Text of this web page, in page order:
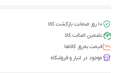
۱۰ روز ضمانت بازگشت کالا
تضمین اصالت کالا
قیمت‌ به‌روز کالاها
موجود در انبار و فروشگاه